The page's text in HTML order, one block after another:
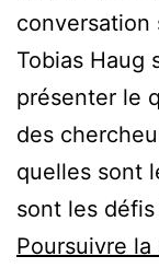
conversation
Tobias Haug
présenter le
des
quelles sont
sont les
Poursuivre